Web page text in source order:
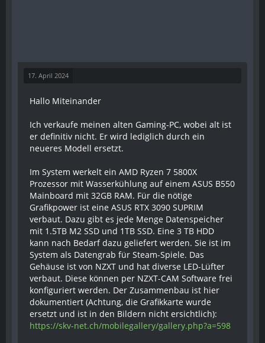
17. April 2024
Hallo Miteinander
Ich verkaufe meinen alten Gaming-PC, wobei alt ist
er definitiv nicht. Er wird lediglich durch ein
neueres Modell ersetzt.
Im System werkelt ein AMD Ryzen 7 5800X
Prozessor mit Wasserkühlung auf einem ASUS B550
Mainboard mit 32GB RAM. Für die nötige
Grafikpower ist eine ASUS RTX 3090 SUPRIM
verbaut. Dazu gibt es jede Menge Datenspeicher
mit 1.5TB M2 SSD und 1TB SSD. Eine 3 TB HDD
kann nach Bedarf dazu geliefert werden. Sie ist im
System als Datengrab für Steam-Spiele. Das
Gehäuse ist von NZXT und hat diverse LED-Lüfter
verbaut. Diese können per NZXT-CAM Software frei
konfiguriert werden. Der Zusammenbau ist hier
dokumentiert (Achtung, die Grafikkarte wurde
ersetzt und ist in den Bildern nicht ersichtlich):
https://skv-net.ch/mobilegallery/gallery.php?a=598